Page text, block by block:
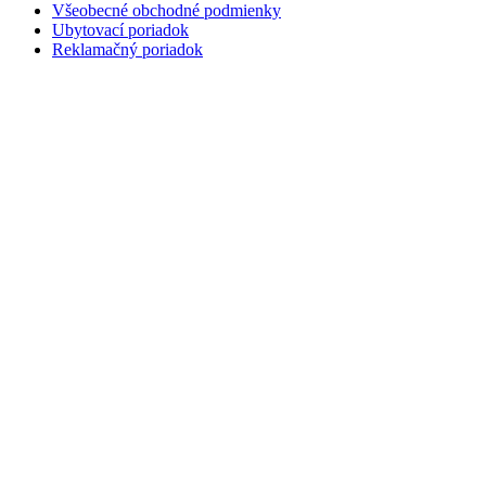
Všeobecné obchodné podmienky
Ubytovací poriadok
Reklamačný poriadok